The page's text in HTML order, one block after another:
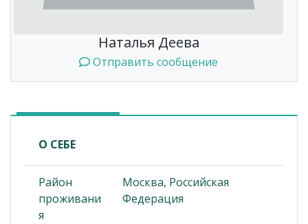
Наталья Деева
Отправить сообщение
О СЕБЕ
Район
проживани
я
Москва, Российская
Федерация